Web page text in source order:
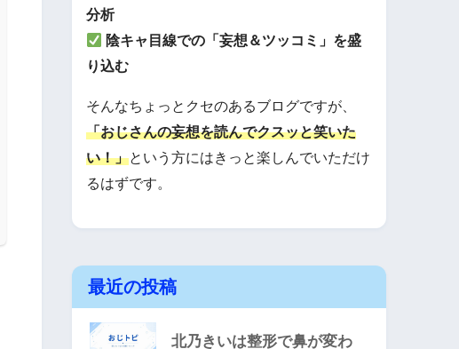
分析
陰キャ目線での「妄想＆ツッコミ」を盛
り込む
そんなちょっとクセのあるブログですが、
「おじさんの妄想を読んでクスッと笑いた
い！」という方にはきっと楽しんでいただけ
るはずです。
最近の投稿
北乃きいは整形で鼻が変わ